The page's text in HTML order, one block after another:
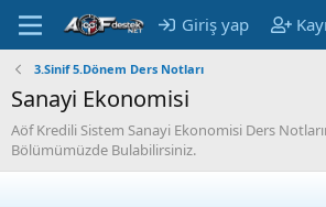
Giriş yap
3.Sinif 5.Dönem Ders Notları
Sanayi Ekonomisi
Aöf Kredili Sistem Sanayi Ekonomisi Ders
Bölümümüzde Bulabilirsiniz.